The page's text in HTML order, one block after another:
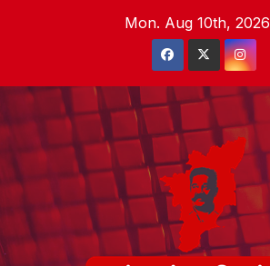
Mon. Aug 10th, 2026